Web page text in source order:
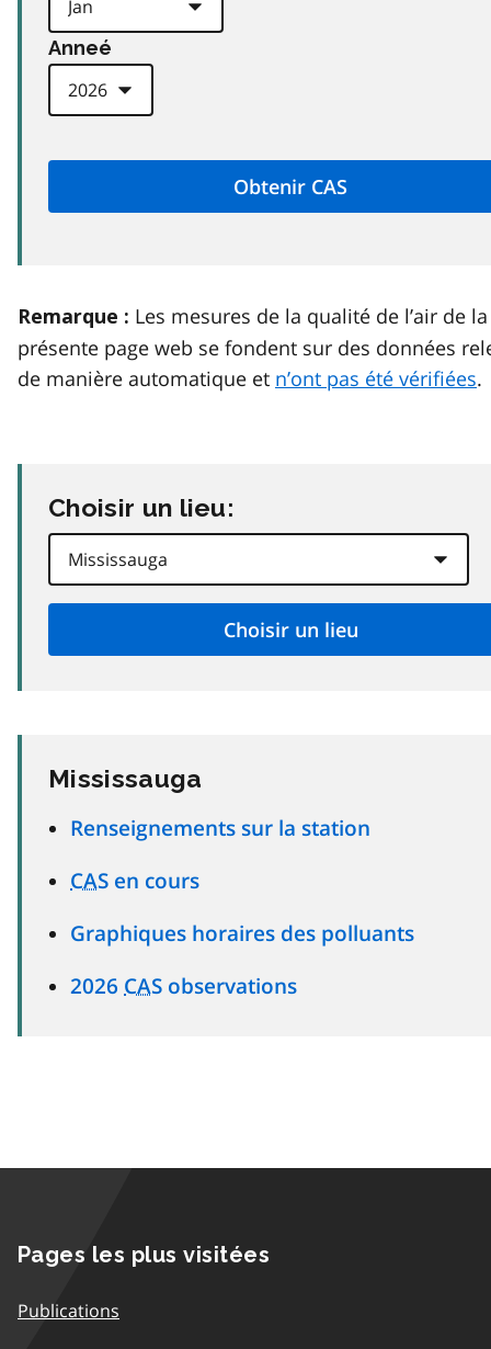
Anneé
Remarque : Les mesures de la qualité de l’air de la
présente page web se fondent sur des données
de manière automatique et n’ont pas été vérifiées.
Choisir un lieu:
Mississauga
Renseignements sur la station
CAS en cours
Graphiques horaires des polluants
2026 CAS observations
Pages les plus visitées
Publications